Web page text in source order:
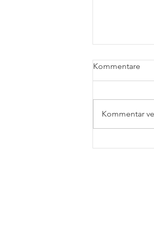
Kommentare
Kommentar